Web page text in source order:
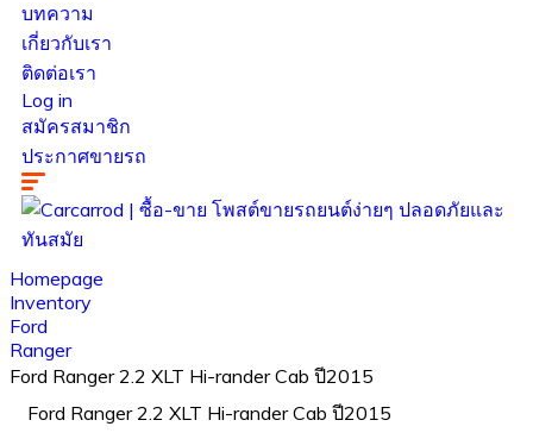
บทความ
เกี่ยวกับเรา
ติดต่อเรา
Log in
สมัครสมาชิก
ประกาศขายรถ
Homepage
Inventory
Ford
Ranger
Ford Ranger 2.2 XLT Hi-rander Cab ปี2015
Ford Ranger 2.2 XLT Hi-rander Cab ปี2015